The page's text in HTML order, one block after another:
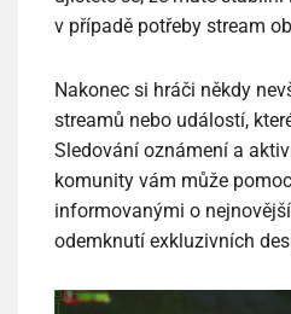
v případě potřeby stream
Nakonec si hráči někdy
streamů nebo událostí,
Sledování oznámení a
komunity vám může
informovanými o
odemknutí exkluzivních